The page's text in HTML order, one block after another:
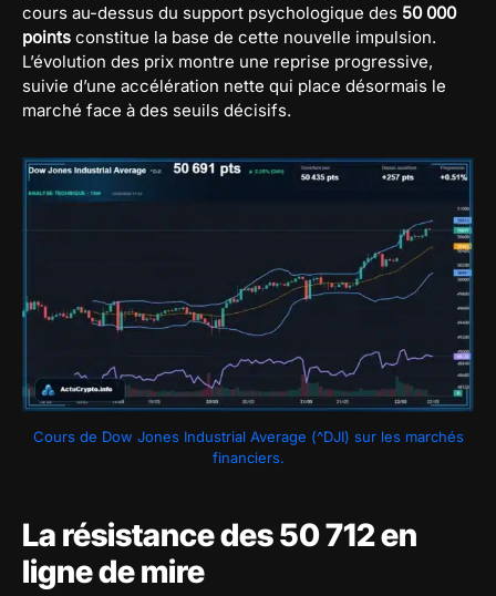
cours au-dessus du support psychologique des 50 000
points constitue la base de cette nouvelle impulsion.
L’évolution des prix montre une reprise progressive,
suivie d’une accélération nette qui place désormais le
marché face à des seuils décisifs.
Cours de Dow Jones Industrial Average (^DJI) sur les marchés
financiers.
La résistance des 50 712 en
ligne de mire